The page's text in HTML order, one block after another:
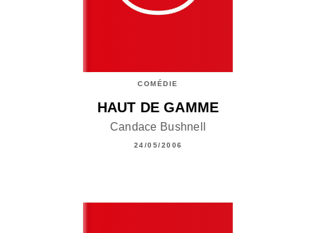
COMÉDIE
HAUT DE GAMME
Candace Bushnell
24/05/2006